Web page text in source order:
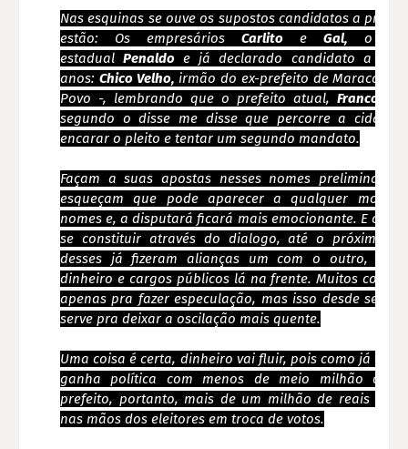
Nas esquinas se ouve os supostos candidatos a
estão: Os empresários Carlito e Gal, o ex-
estadualPenaldo e já declarado candidato a
anos: Chico Velho, irmão do ex-prefeito de
Povo -, lembrando que o prefeito atual, Franco de
segundo o disse me disse que percorre a cidade
encarar o pleito e tentar um segundo mandato.
Façam a suas apostas nesses nomes
esqueçam que pode aparecer a qualquer
nomes e, a disputará ficará mais emocionante. E
se constituir através do dialogo, até o próximo
desses já fizeram alianças um com o outro, em
dinheiro e cargos públicos lá na frente. Muitos
apenas pra fazer especulação, mas isso desde
serve pra deixar a oscilação mais quente.
Uma coisa é certa, dinheiro vai fluir, pois como já se
ganha política com menos de meio milhão de
prefeito, portanto, mais de um milhão de reais
nas mãos dos eleitores em troca de votos.